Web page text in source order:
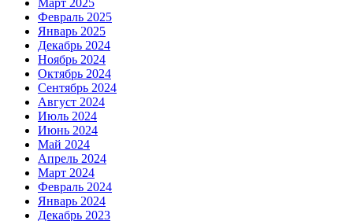
Март 2025
Февраль 2025
Январь 2025
Декабрь 2024
Ноябрь 2024
Октябрь 2024
Сентябрь 2024
Август 2024
Июль 2024
Июнь 2024
Май 2024
Апрель 2024
Март 2024
Февраль 2024
Январь 2024
Декабрь 2023